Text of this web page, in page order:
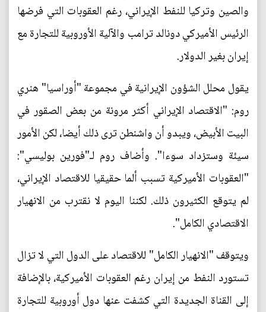
والصين وتركيا للنفط الإيراني، رغم العقوبات التي فرضها
الرئيس الأميركي دونالد ترامب والآلية الأوروبية للتجارة مع
إيران بغير الدولار.
يقول محلل الشؤون الإيرانية في مجموعة "أوراسيا" هنري
روم: "الاقتصاد الإيراني أكثر مرونة من بعض الصقور في
البيت الأبيض، ويبدو أن واشنطن ترى ذلك أيضا، لكن الأمور
سيئة وستزداد سوءا". وأضاف روم لـ"فورين بوليسي":
"العقوبات الأميركية تسبب ألما حقيقيا للاقتصاد الإيراني،
لم يتوقع الكثيرون ذلك. لكننا اليوم لا نقترب من الانهيار
الاقتصادي الكامل".
ويتوقف "الانهيار الكامل" للاقتصاد على الدول التي لا تزال
تستورد النفط من إيران رغم العقوبات الأميركية، بالإضافة
إلى القناة الجديدة التي كشفت عنها دول أوروبية للتجارة